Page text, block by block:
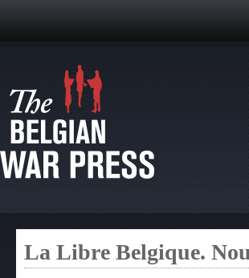
La Libre Belgique.